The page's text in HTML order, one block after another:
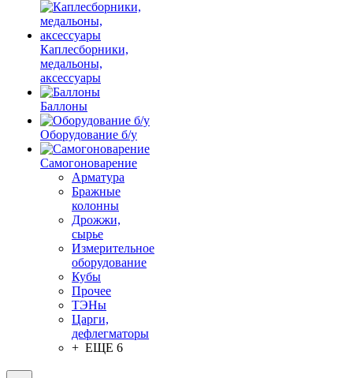
Каплесборники,
медальоны,
аксессуары
Баллоны
Оборудование б/у
Самогоноварение
Арматура
Бражные
колонны
Дрожжи,
сырье
Измерительное
оборудование
Кубы
Прочее
ТЭНы
Царги,
дефлегматоры
+ ЕЩЕ 6